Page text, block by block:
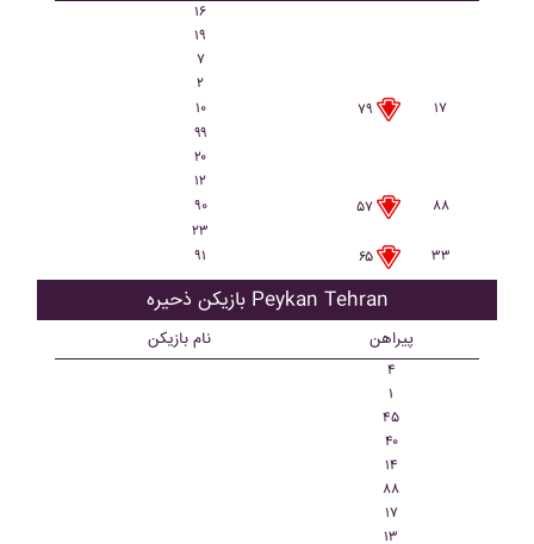
۱۶
۱۹
۷
۲
۱۰
۷۹
۱۷
۹۹
۲۰
۱۲
۹۰
۵۷
۸۸
۲۳
۹۱
۶۵ ۳۳
بازیکن ذحیره Peykan Tehran
نام بازیکن پیراهن
۴
۱
۴۵
۴۰
۱۴
۸۸
۱۷
۱۳